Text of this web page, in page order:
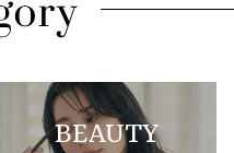
BEAUTY